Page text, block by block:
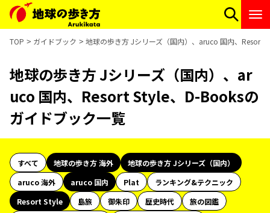
TOP ガイドブック 地球の歩き方 Jシリーズ（国内）、aruco 国内、Resort
地球の歩き方 Jシリーズ（国内）、ar
uco 国内、Resort Style、D-Booksの
ガイドブック一覧
すべて 地球の歩き方 海外
地球の歩き方 Jシリーズ（国内）
aruco 海外
aruco 国内 Plat
ランキング&テクニック
Resort Style
島旅 御朱印 歴史時代
旅の図鑑